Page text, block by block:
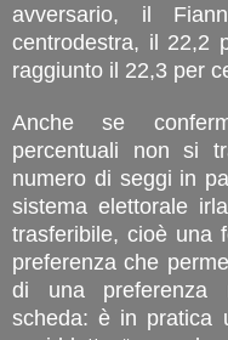
avversario, il
centrodestra, il 22,2
raggiunto il 22,3 per
Anche se
percentuali non si
numero di seggi in
sistema elettorale
trasferibile, cioè una
preferenza che
di una preferenza
scheda: è in pratica